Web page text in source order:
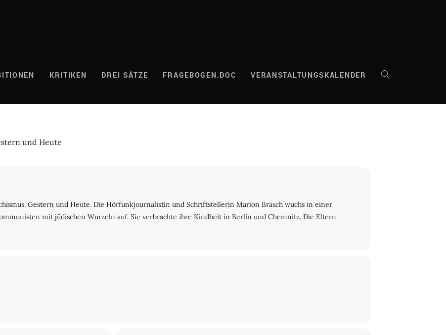
KRITIKEN DREI SÄTZE FRAGEBOGEN.DOC VERANSTALTUNGSKALENDER WEBSITE-
und Heute
Gestern und Heute. Die Hörfunkjournalistin und Schriftstellerin Marion Brasch wuchs in einer
mit jüdischen Wurzeln auf. Sie verbrachte ihre Kindheit in Berlin und Chemnitz. Die Eltern